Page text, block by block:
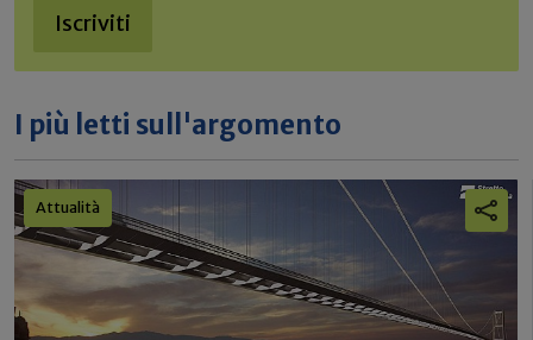
Iscriviti
I più letti sull'argomento
Attualità